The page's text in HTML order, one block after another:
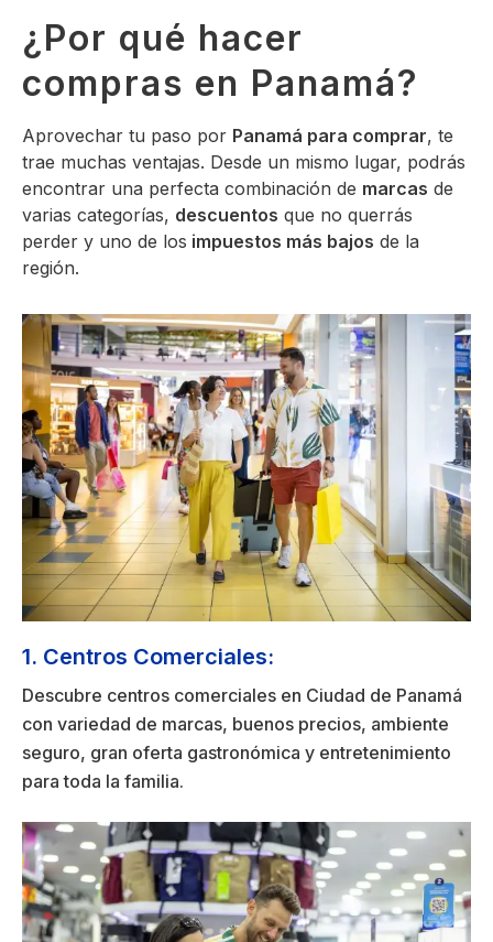
¿Por qué hacer
compras en Panamá?
Aprovechar tu paso por Panamá para comprar, te
trae muchas ventajas. Desde un mismo lugar, podrás
encontrar una perfecta combinación de marcas de
varias categorías, descuentos que no querrás
perder y uno de los impuestos más bajos de la
región.
1. Centros Comerciales:
Descubre centros comerciales en Ciudad de Panamá
con variedad de marcas, buenos precios, ambiente
seguro, gran oferta gastronómica y entretenimiento
para toda la familia.